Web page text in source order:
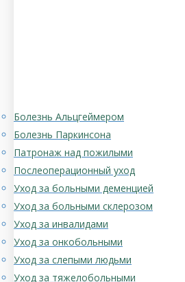
Болезнь Альцгеймером
Болезнь Паркинсона
Патронаж над пожилыми
Послеоперационный уход
Уход за больными деменцией
Уход за больными склерозом
Уход за инвалидами
Уход за онкобольными
Уход за слепыми людьми
Уход за тяжелобольными